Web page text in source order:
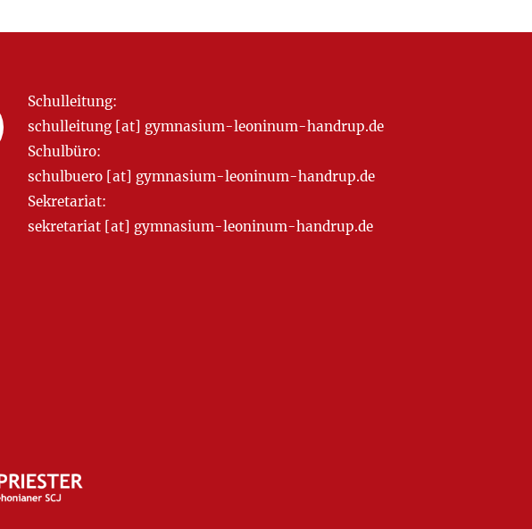
Schulleitung:
schulleitung [at] gymnasium-leoninum-handrup.de
Schulbüro:
schulbuero [at] gymnasium-leoninum-handrup.de
Sekretariat:
sekretariat [at] gymnasium-leoninum-handrup.de